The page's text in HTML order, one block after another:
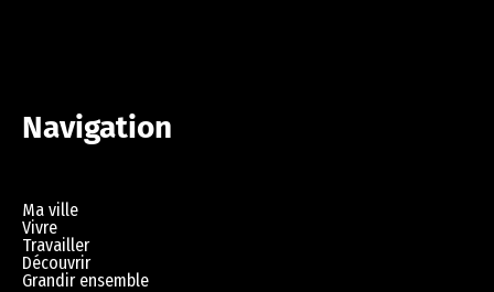
Navigation
Ma ville
Vivre
Travailler
Découvrir
Grandir ensemble